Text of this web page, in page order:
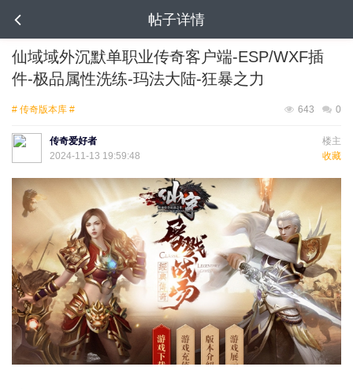
帖子详情
仙域域外沉默单职业传奇客户端-ESP/WXF插
件-极品属性洗练-玛法大陆-狂暴之力
# 传奇版本库 # 0
643
楼主
传奇爱好者
收藏
2024-11-13 19:59:48